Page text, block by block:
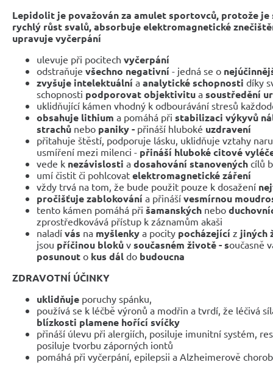
Lepidolit je považován za amulet sportovců, protože
rychlý růst svalů, absorbuje elektromagnetické
upravuje vyčerpání
ulevuje při pocitech vyčerpání
odstraňuje všechno negativní - jedná se o
zvyšuje intelektuální a analytické schopnosti díky
schopnosti podporovat objektivitu a soustředění
uklidňující kámen vhodný k odbourávání stresů
obsahuje lithium a pomáhá při stabilizaci výkyvů
strachů nebo paniky - přináší hluboké uzdravení
přitahuje štěstí, podporuje lásku, uklidňuje vztahy
usmíření mezi milenci - přináší hluboké citové
vede k nezávislosti a dosahování stanovených cílů
umí čistit či pohlcovat elektromagnetické záření
vždy trvá na tom, že bude použit pouze k dosažení
pročišťuje zablokování a přináší vesmírnou
tento kámen pomáhá při šamanských nebo
zprostředkovává přístup k záznamům akaši
naladí vás na myšlenky a pocity pocházející z jiných
jsou příčinou bloků v současném životě - současně
posunout o kus dál do budoucna
ZDRAVOTNÍ ÚČINKY
uklidňuje poruchy spánku,
používá se k léčbě výronů a modřin a tvrdí, že léčivá
blízkosti plamene hořící svíčky
přináší úlevu při alergiích, posiluje imunitní systém,
posiluje tvorbu záporných iontů
pomáhá při vyčerpání, epilepsii a Alzheimerově